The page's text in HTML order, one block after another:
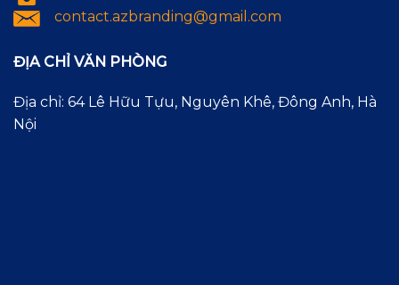
contact.azbranding@gmail.com
ĐỊA CHỈ VĂN PHÒNG
Địa chỉ: 64 Lê Hữu Tựu, Nguyên Khê, Đông Anh, Hà
Nội